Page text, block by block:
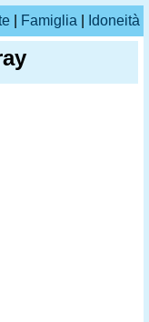
Famiglia Idoneità